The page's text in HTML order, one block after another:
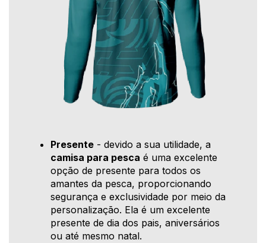
Presente - devido a sua utilidade, a
camisa para pesca é uma excelente
opção de presente para todos os
amantes da pesca, proporcionando
segurança e exclusividade por meio da
personalização. Ela é um excelente
presente de dia dos pais, aniversários
ou até mesmo natal.